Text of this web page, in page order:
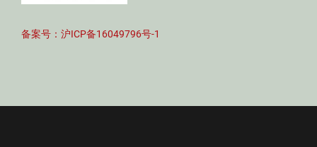
备案号：沪ICP备16049796号-1